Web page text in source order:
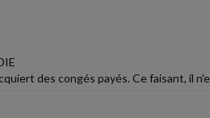
des congés payés. Ce faisant, il